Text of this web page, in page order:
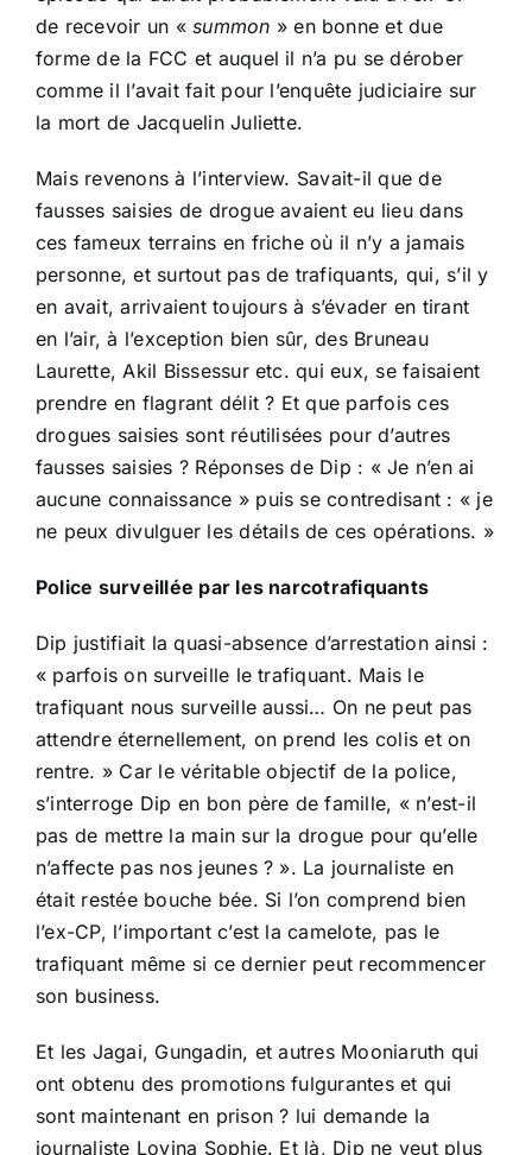
de recevoir un «summon » en bonne et due
forme de la FCC et auquel il n’a pu se dérober
comme il l’avait fait pour l’enquête judiciaire sur
la mort de Jacquelin Juliette.
Mais revenons à l’interview. Savait-il que de
fausses saisies de drogue avaient eu lieu dans
ces fameux terrains en friche où il n’y a jamais
personne, et surtout pas de trafiquants, qui, s’il y
en avait, arrivaient toujours à s’évader en tirant
en l’air, à l’exception bien sûr, des Bruneau
Laurette, Akil Bissessur etc. qui eux, se faisaient
prendre en flagrant délit ? Et que parfois ces
drogues saisies sont réutilisées pour d’autres
fausses saisies ? Réponses de Dip : « Je n’en ai
aucune connaissance » puis se contredisant : « je
ne peux divulguer les détails de ces opérations. »
Police surveillée par les narcotrafiquants
Dip justifiait la quasi-absence d’arrestation ainsi :
« parfois on surveille le trafiquant. Mais le
trafiquant nous surveille aussi… On ne peut pas
attendre éternellement, on prend les colis et on
rentre. » Car le véritable objectif de la police,
s’interroge Dip en bon père de famille, « n’est-il
pas de mettre la main sur la drogue pour qu’elle
n’affecte pas nos jeunes ? ». La journaliste en
était restée bouche bée. Si l’on comprend bien
l’ex-CP, l’important c’est la camelote, pas le
trafiquant même si ce dernier peut recommencer
son business.
Et les Jagai, Gungadin, et autres Mooniaruth qui
ont obtenu des promotions fulgurantes et qui
sont maintenant en prison ? lui demande la
journaliste Lovina Sophie. Et là, Dip ne veut plus